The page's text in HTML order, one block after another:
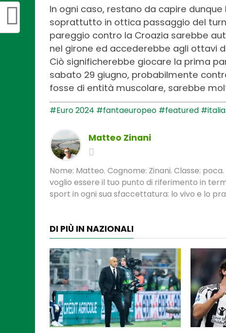
In ogni caso, restano da capire
soprattutto in ottica passaggio del
pareggio contro la Croazia sarebbe
nel girone ed accederebbe agli ottavi
Ciò significherebbe giocare la prima
sabato 29 giugno, probabilmente
fosse di entità muscolare, sarebbe
#Euro 2024 #fantaeuropeo #featured #italia
Matteo Zinani
Nome: Matteo. Cognome: Zinani. Classe:
voglio essere il tuo punto di riferimento in
sport in ogni sua sfaccettatura: lo vivo e lo
DI PIÙ IN NAZIONALI